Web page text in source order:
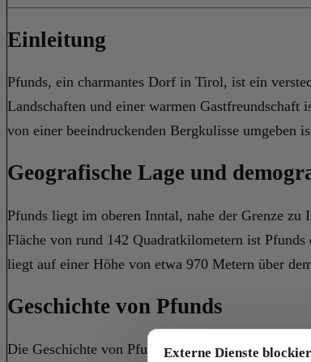
Einleitung
Pfunds, ein charmantes Dorf in Tirol, ist ein
Landschaften und einer warmen
von einer beeindruckenden Bergkulisse umgeben
Geografische Lage und
Pfunds liegt im oberen Inntal, nahe der Grenze
Fläche von rund 142 Quadratkilometern ist
liegt auf einer Höhe von etwa 970 Metern über
Geschichte von Pfunds
Die Geschichte von Pfunds reicht weit zurück und
Externe Dienste